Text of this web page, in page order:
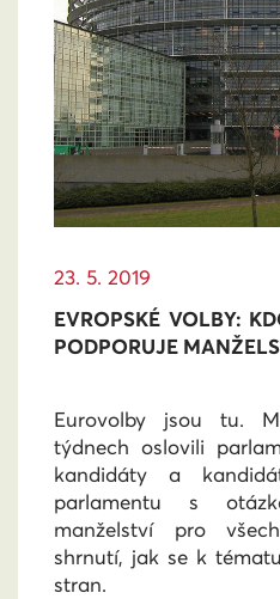
23. 5. 2019
EVROPSKÉ VOLBY:
PODPORUJE
Eurovolby jsou tu.
týdnech oslovili
kandidáty a
parlamentu s
manželství pro
shrnutí, jak se k
stran.